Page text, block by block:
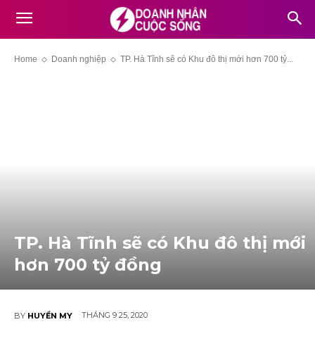
Home Doanh nghiệp TP. Hà Tĩnh sẽ có Khu đô thị mới hơn 700 tỷ...
TP. Hà Tĩnh sẽ có Khu đô thị mới
hơn 700 tỷ đồng
BY HUYỀN MY THÁNG 9 25, 2020